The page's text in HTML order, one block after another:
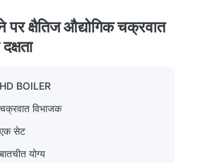
पर क्षैतिज औद्योगिक चक्रवात
HD BOILER
चक्रवात विभाजक
एक सेट
बातचीत योग्य